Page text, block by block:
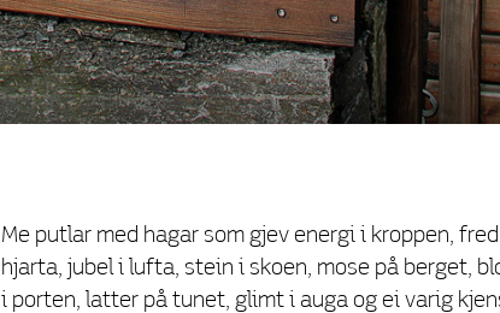
Me putlar med hagar som gjev energi i kroppen,
hjarta, jubel i lufta, stein i skoen, mose på berget,
i porten, latter på tunet, glimt i auga og ei varig